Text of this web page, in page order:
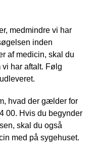
medmindre vi har
inden
af medicin, skal du
har aftalt. Følg
hvad der gælder for
00. Hvis du begynder
skal du også
med på sygehuset.